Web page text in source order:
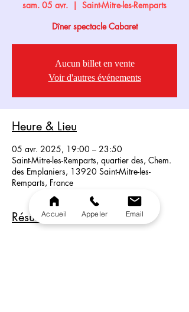
sam. 05 avr.
  |
Saint-Mitre-les-Remparts
Dîner spectacle Cabaret
Aucun billet en vente
Voir d'autres événements
Heure & Lieu
05 avr. 2025, 19:00 – 23:50
Saint-Mitre-les-Remparts, quartier des, Chem.
des Emplaniers, 13920 Saint-Mitre-les-
Remparts, France
Résumé du Spectacle
Accueil Appeler Email